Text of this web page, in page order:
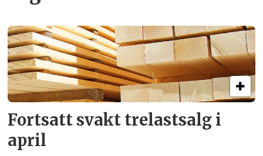
Fortsatt svakt trelastsalg i
april